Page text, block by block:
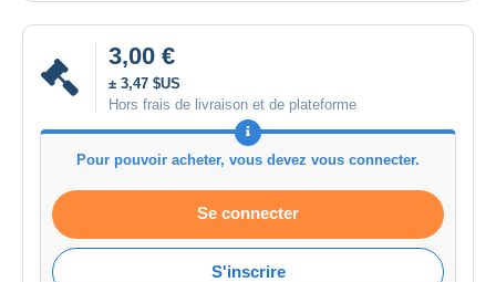
3,00 €
± 3,47 $US
Hors frais de livraison et de plateforme
Pour pouvoir acheter, vous devez vous connecter.
Se connecter
S'inscrire